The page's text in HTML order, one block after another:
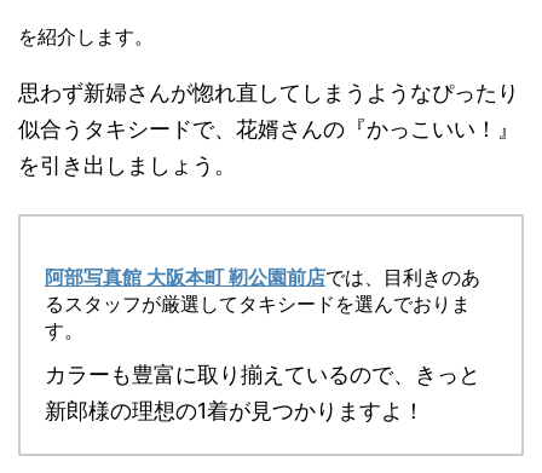
を紹介します。
思わず新婦さんが惚れ直してしまうようなぴったり
似合うタキシードで、花婿さんの『かっこいい！』
を引き出しましょう。
阿部写真館 大阪本町 靭公園前店では、目利きのあ
るスタッフが厳選してタキシードを選んでおりま
す。
カラーも豊富に取り揃えているので、きっと
新郎様の理想の1着が見つかりますよ！